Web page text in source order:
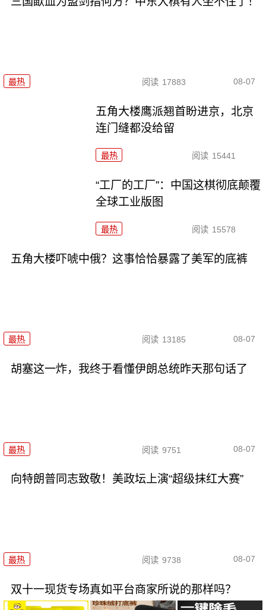
最热 阅读 17883 08-07
五角大楼鹰派翘首盼进京，北京
连门缝都没给留
最热 阅读 15441
“工厂的工厂”：中国这棋彻底颠覆
全球工业版图
最热 阅读 15578
五角大楼吓唬中俄？这事恰恰暴露了美军的底裤
最热 阅读 13185 08-07
胡塞这一炸，我终于看懂伊朗总统昨天那句话了
最热 阅读 9751 08-07
向特朗普同志致敬！美政坛上演“超级抹红大赛”
最热 阅读 9738 08-07
双十一现货专场真如平台商家所说的那样吗？